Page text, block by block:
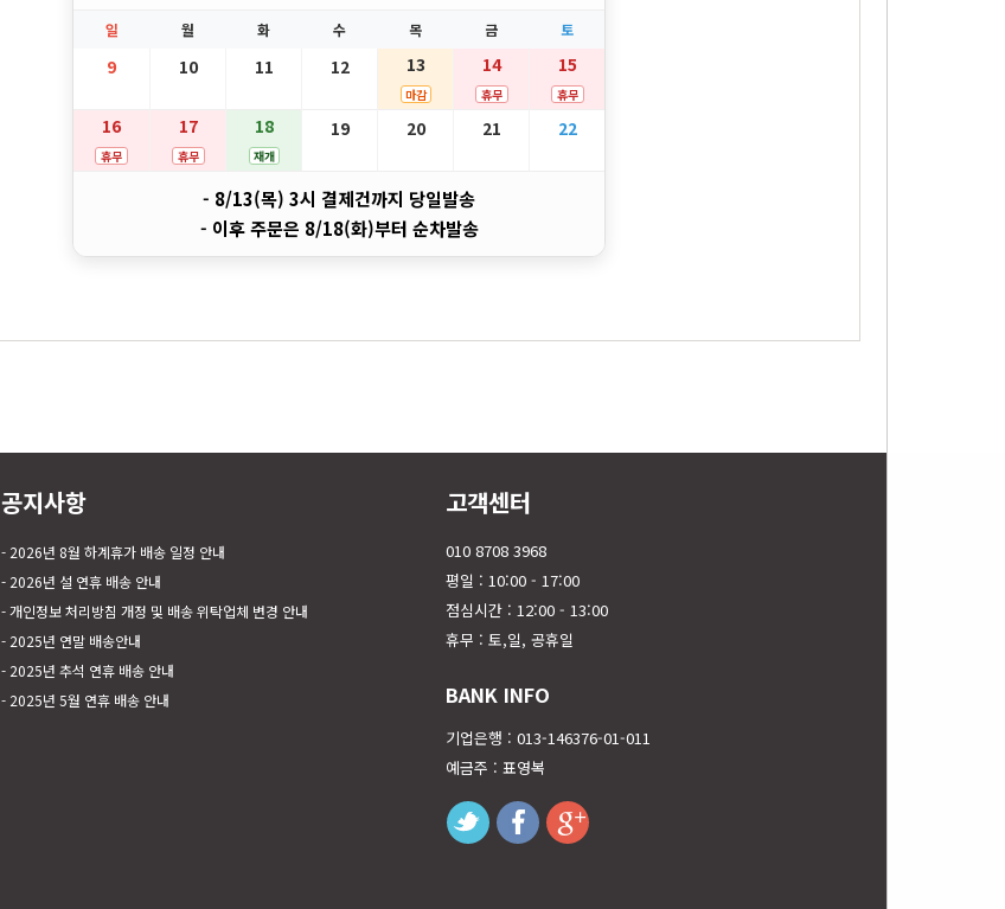
일 월 화 수 목 금 토
9 10 11 12 13
마감
14
휴무
15
휴무
16
휴무
17
휴무
18
재개
19 20 21 22
- 8/13(목) 3시 결제건까지 당일발송
- 이후 주문은 8/18(화)부터 순차발송
공지사항
2026년 8월 하계휴가 배송 일정 안내
2026년 설 연휴 배송 안내
개인정보 처리방침 개정 및 배송 위탁업체 변경 안내
2025년 연말 배송안내
2025년 추석 연휴 배송 안내
2025년 5월 연휴 배송 안내
고객센터
010 8708 3968
평일 : 10:00 - 17:00
점심시간 : 12:00 - 13:00
휴무 : 토,일, 공휴일
BANK INFO
기업은행 : 013-146376-01-011
예금주 : 표영복
twitterfacebook